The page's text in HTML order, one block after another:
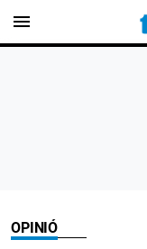
menu
OPINIÓ